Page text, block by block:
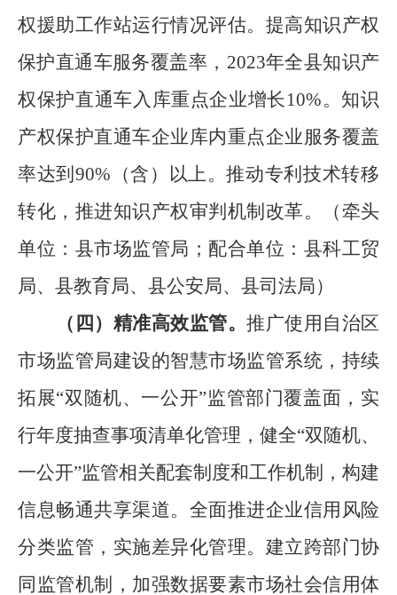
权援助工作站运行情况评估。提高知识产权
保护直通车服务覆盖率， 2023年全县知识产
权保护直通车入库重点企业增长 10%。知识
产权保护直通车企业库内重点企业服务覆盖
率达到 90% （含）以上。推动专利技术转移
转化，推进知识产权审判机制改革。
（牵头
单位：县市场监管局 ； 配合单位：县科工贸
局、 县教育局、 县公安局、 县司法局）
（四） 精准高效监管。 推广使用自治区
市场监管局建设的智慧市场监管系统， 持续
拓展“双随机、一公开”监管部门覆盖面， 实
行年度抽查事项清单化管理，健全“双随机、
一公开”监管相关配套制度和工作机制，构建
信息畅通共享渠道。 全面推进企业信用风险
分类监管，实施差异化管理。建立跨部门协
同监管机制，加强数据要素市场社会信用体